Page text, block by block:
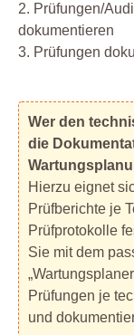
2. Prüfungen/
dokumentieren
3. Prüfungen
Wer den
die
Hierzu eignet
Prüfberichte je
Prüfprotokolle
Sie mit dem
Prüfungen je
und